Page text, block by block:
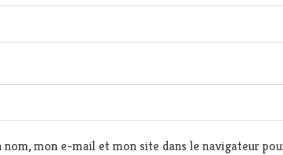
nom, mon e-mail et mon site dans le navigateur